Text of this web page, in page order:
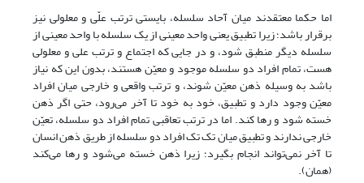
اما حکما معتقدند میان آحاد سلسله، بایستی ترتب علّی و معلولی نیز
برقرار باشد؛ زیرا تطبیق یعنی واحد معینی از یک سلسله با واحد معینی از
سلسله دیگر منطبق شود، و در جایی که اجتماع و ترتب علی و معلولی
هست، تمام افراد دو سلسله موجود و معیّن هستند، بدون این که نیاز
باشد به وسیله ذهن معیّن شوند، و ترتب واقعی و خارجی میان افراد
معیّن وجود دارد و تطبیق، خود به خود تا آخر می‌رود، حتی اگر ذهن
خسته شود و رها کند. اما در ترتب تعاقبی تمام افراد دو سلسله، تعیّن
خارجی ندارند و تطبیق میان تک تک افراد دو سلسله از طریق ذهن انسان
تا آخر نمی‌تواند انجام بگیرد؛ زیرا ذهن خسته می‌شود و رها می‌کند
(همان).